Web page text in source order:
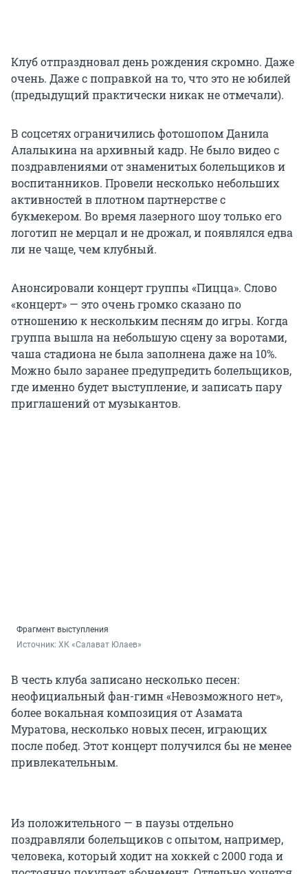
Клуб отпраздновал день рождения скромно. Даже
очень. Даже с поправкой на то, что это не юбилей
(предыдущий практически никак не отмечали).
В соцсетях ограничились фотошопом Данила
Алалыкина на архивный кадр. Не было видео с
поздравлениями от знаменитых болельщиков и
воспитанников. Провели несколько небольших
активностей в плотном партнерстве с
букмекером. Во время лазерного шоу только его
логотип не мерцал и не дрожал, и появлялся едва
ли не чаще, чем клубный.
Анонсировали концерт группы «Пицца». Слово
«концерт» — это очень громко сказано по
отношению к нескольким песням до игры. Когда
группа вышла на небольшую сцену за воротами,
чаша стадиона не была заполнена даже на 10%.
Можно было заранее предупредить болельщиков,
где именно будет выступление, и записать пару
приглашений от музыкантов.
Фрагмент выступления
Источник: ХК «Салават Юлаев»
В честь клуба записано несколько песен:
неофициальный фан-гимн «Невозможного нет»,
более вокальная композиция от Азамата
Муратова, несколько новых песен, играющих
после побед. Этот концерт получился бы не менее
привлекательным.
Из положительного — в паузы отдельно
поздравляли болельщиков с опытом, например,
человека, который ходит на хоккей с 2000 года и